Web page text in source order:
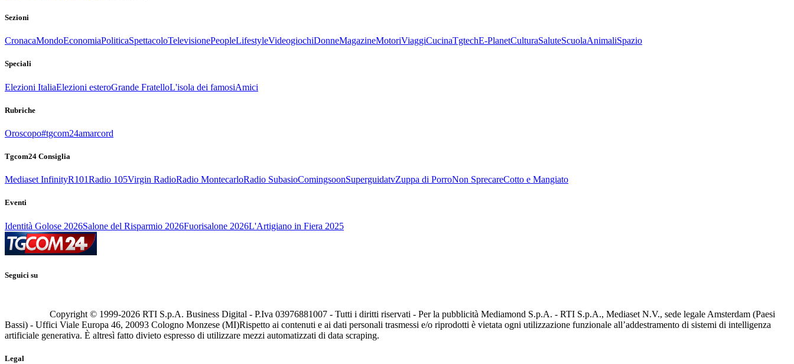
Sezioni
CronacaMondoEconomiaPoliticaSpettacoloTelevisionePeopleLifestyleVideogiochiDonneMagazineMotoriViaggiCucinaTgtechE-PlanetCulturaSaluteScuolaAnimaliSpazio
Speciali
Elezioni ItaliaElezioni esteroGrande FratelloL'isola dei famosiAmici
Rubriche
Oroscopo#tgcom24amarcord
Tgcom24 Consiglia
Mediaset InfinityR101Radio 105Virgin RadioRadio MontecarloRadio SubasioComingsoonSuperguidatvZuppa di PorroNon SprecareCotto e Mangiato
Eventi
Identità Golose 2026Salone del Risparmio 2026Fuorisalone 2026L'Artigiano in Fiera 2025
Seguici su
Copyright © 1999-2026 RTI S.p.A. Business Digital - P.Iva 03976881007 - Tutti i diritti riservati - Per la pubblicità Mediamond S.p.A. - RTI S.p.A., Mediaset N.V., sede legale Amsterdam (Paesi
Bassi) - Uffici Viale Europa 46, 20093 Cologno Monzese (MI)Rispetto ai contenuti e ai dati personali trasmessi e/o riprodotti è vietata ogni utilizzazione funzionale all’addestramento di sistemi di intelligenza
artificiale generativa. È altresì fatto divieto espresso di utilizzare mezzi automatizzati di data scraping.
Legal